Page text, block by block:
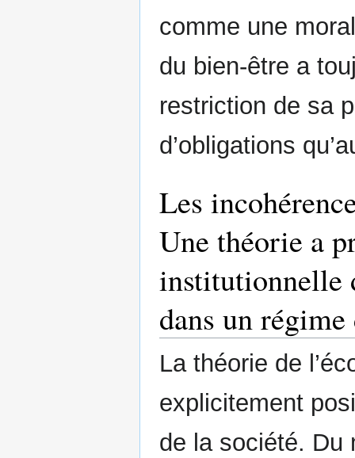
comme une
du bien-être a
restriction de sa
d’obligations
Les
Une théorie a
institutionnelle
dans un
La théorie de
explicitement
de la société. Du